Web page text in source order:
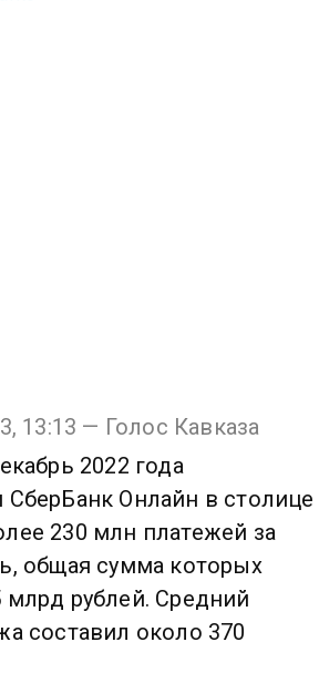
13:13 — Голос Кавказа
2022 года
СберБанк Онлайн в столице
230 млн платежей за
общая сумма которых
млрд рублей. Средний
составил около 370